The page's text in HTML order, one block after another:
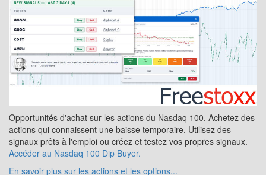
Opportunités d'achat sur les actions du Nasdaq 100. Achetez des
actions qui connaissent une baisse temporaire. Utilisez des
signaux prêts à l'emploi ou créez et testez vos propres signaux.
Accéder au Nasdaq 100 Dip Buyer.
En savoir plus sur les actions et les options...